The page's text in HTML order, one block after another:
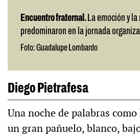
Encuentro fraternal. La emoción y
predominaron en la jornada
Foto: Guadalupe Lombardo
Diego Pietrafesa
Una noche de palabras
un gran pañuelo, blanco,